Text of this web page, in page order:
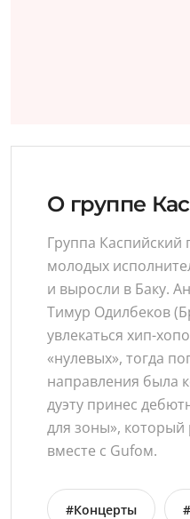
О группе
Группа Каспийский
молодых
и выросли в Баку.
Тимур Одилбеков
увлекаться хип-
«нулевых», тогда
направления была
дуэту принес
для зоны», который
вместе с Gufом.
#Концерты